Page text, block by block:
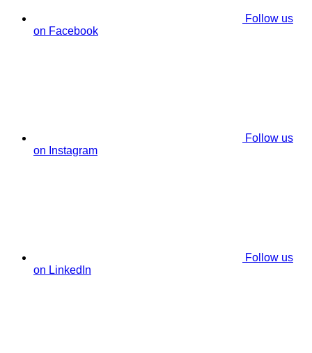
Follow us
on Facebook
Follow us
on Instagram
Follow us
on LinkedIn